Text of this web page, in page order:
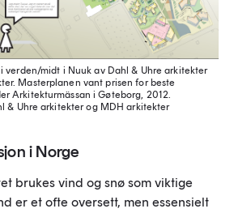
verden/midt i Nuuk av Dahl & Uhre arkitekter
Masterplanen vant prisen for beste
Arkitekturmässan i Gøteborg, 2012.
& Uhre arkitekter og MDH arkitekter
i Norge
brukes vind og snø som viktige
er et ofte oversett, men essensielt